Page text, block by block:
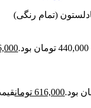
616,000 تومانقیمت